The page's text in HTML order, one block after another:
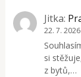
Jitka:
22. 7. 2026
si
z bytů,…